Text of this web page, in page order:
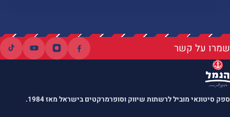
שמרו על קשר
ספק סיטונאי מוביל לרשתות שיווק וסופרמרקטים בישראל מאז 1984.